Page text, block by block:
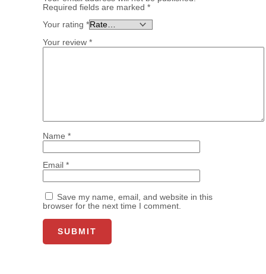
Required fields are marked *
Your rating *
Your review *
Name *
Email *
Save my name, email, and website in this
browser for the next time I comment.